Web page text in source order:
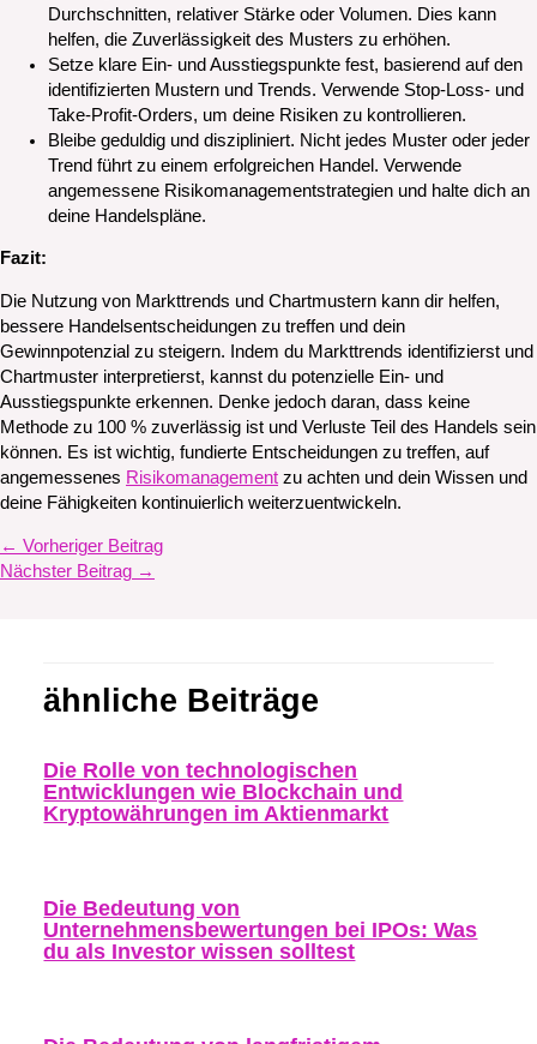
Durchschnitten, relativer Stärke oder Volumen. Dies kann
helfen, die Zuverlässigkeit des Musters zu erhöhen.
Setze klare Ein- und Ausstiegspunkte fest, basierend auf den
identifizierten Mustern und Trends. Verwende Stop-Loss- und
Take-Profit-Orders, um deine Risiken zu kontrollieren.
Bleibe geduldig und diszipliniert. Nicht jedes Muster oder jeder
Trend führt zu einem erfolgreichen Handel. Verwende
angemessene Risikomanagementstrategien und halte dich an
deine Handelspläne.
Fazit:
Die Nutzung von Markttrends und Chartmustern kann dir helfen,
bessere Handelsentscheidungen zu treffen und dein
Gewinnpotenzial zu steigern. Indem du Markttrends identifizierst und
Chartmuster interpretierst, kannst du potenzielle Ein- und
Ausstiegspunkte erkennen. Denke jedoch daran, dass keine
Methode zu 100 % zuverlässig ist und Verluste Teil des Handels sein
können. Es ist wichtig, fundierte Entscheidungen zu treffen, auf
angemessenes Risikomanagement zu achten und dein Wissen und
deine Fähigkeiten kontinuierlich weiterzuentwickeln.
← Vorheriger Beitrag
Nächster Beitrag →
ähnliche Beiträge
Die Rolle von technologischen
Entwicklungen wie Blockchain und
Kryptowährungen im Aktienmarkt
Die Bedeutung von
Unternehmensbewertungen bei IPOs: Was
du als Investor wissen solltest